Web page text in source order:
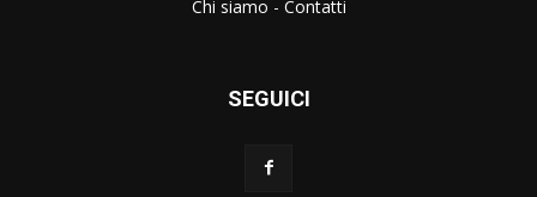
Chi siamo - Contatti
SEGUICI